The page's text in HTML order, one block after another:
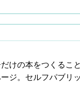
けの本をつくるこ
ジ。セルフパブリ